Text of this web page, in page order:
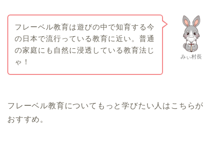
みぃ村長
フレーベル教育は遊びの中で知育する今
の日本で流行っている教育に近い。普通
の家庭にも自然に浸透している教育法じ
ゃ！
フレーベル教育についてもっと学びたい人はこちらが
おすすめ。